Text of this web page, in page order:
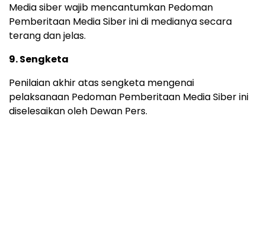
Media siber wajib mencantumkan Pedoman
Pemberitaan Media Siber ini di medianya secara
terang dan jelas.
9. Sengketa
Penilaian akhir atas sengketa mengenai
pelaksanaan Pedoman Pemberitaan Media Siber ini
diselesaikan oleh Dewan Pers.